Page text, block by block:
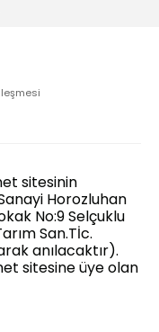
sitesinin
Horozluhan
No:9 Selçuklu
San.Tİc.
anılacaktır).
sitesine üye olan